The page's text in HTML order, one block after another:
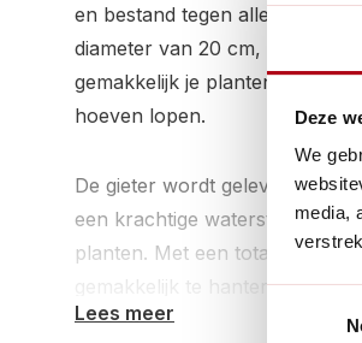
Deze
We
media,
en bestand tegen alle
diameter van 20 cm, heeft
gemakkelijk je planten water
hoeven lopen.
De gieter wordt geleverd
een krachtige waterstraal
planten. Met een totaal
gemakkelijk te hanteren
Lees meer